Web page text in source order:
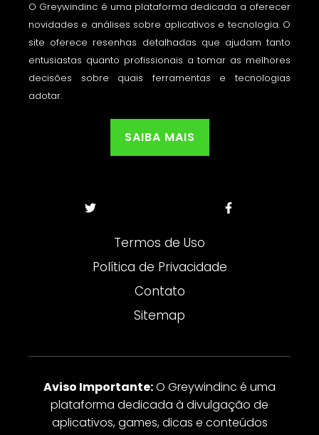
O Greywindinc é uma plataforma dedicada a oferecer
novidades e análises sobre aplicativos e tecnologia. O
site oferece resenhas detalhadas que ajudam tanto
entusiastas quanto profissionais a tomar as melhores
decisões sobre quais ferramentas e tecnologias
adotar.
SAIBA MAIS
Termos de Uso
Política de Privacidade
Contato
Sitemap
Aviso Importante:O Greywindinc é uma
plataforma dedicada à divulgação de
aplicativos, games, dicas e conteúdos